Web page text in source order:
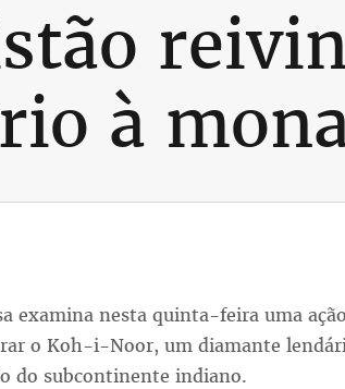
à
examina nesta quinta-feira uma
o Koh-i-Noor, um diamante
do subcontinente indiano.